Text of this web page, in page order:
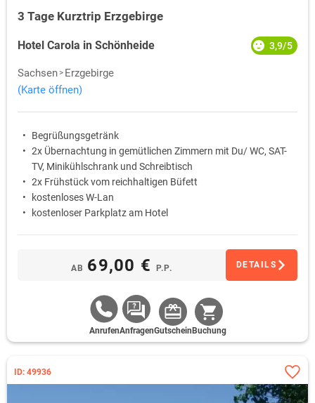
3 Tage Kurztrip Erzgebirge
Hotel Carola in Schönheide 3,9/5
Sachsen
Erzgebirge
(Karte öffnen)
Begrüßungsgetränk
2x Übernachtung in gemütlichen Zimmern mit Du/ WC, SAT-
TV, Minikühlschrank und Schreibtisch
2x Frühstück vom reichhaltigen Büfett
kostenloses W-Lan
kostenloser Parkplatz am Hotel
AB 69,00 € P.P. DETAILS
AnrufenAnfragenGutschein Buchung
ID: 49936